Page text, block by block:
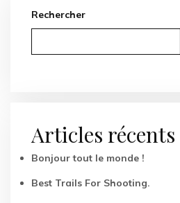
Rechercher
Articles récents
Bonjour tout le monde !
Best Trails For Shooting.